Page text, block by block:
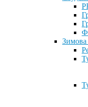
⁨Зимова